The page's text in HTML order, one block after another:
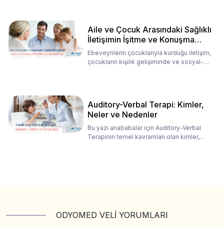
Aile ve Çocuk Arasındaki Sağlıklı
İletişimin İşitme ve Konuşma
Rehabilitasyonundaki Rolü
Ebeveynlerin çocuklarıyla kurduğu iletişim,
çocukların kişilik gelişiminde ve sosyal-
Auditory-Verbal Terapi: Kimler,
Neler ve Nedenler
Bu yazı anababalar için Auditory-Verbal
Terapinin temel kavramları olan kimler,
ODYOMED VELİ YORUMLARI